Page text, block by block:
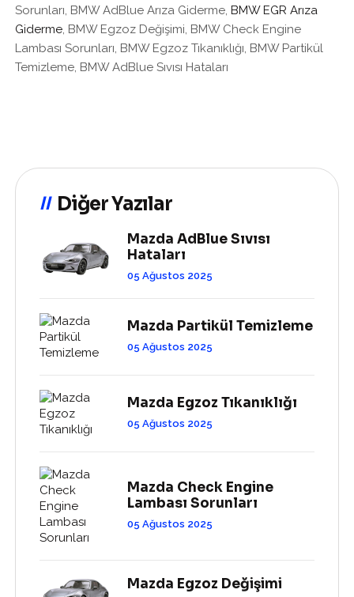
Sorunları, BMW AdBlue Arıza Giderme, BMW EGR Arıza
Giderme, BMW Egzoz Değişimi, BMW Check Engine
Lambası Sorunları, BMW Egzoz Tıkanıklığı, BMW Partikül
Temizleme, BMW AdBlue Sıvısı Hataları
Diğer Yazılar
Mazda AdBlue Sıvısı
Hataları
05 Ağustos 2025
Mazda Partikül Temizleme
05 Ağustos 2025
Mazda Egzoz Tıkanıklığı
05 Ağustos 2025
Mazda Check Engine
Lambası Sorunları
05 Ağustos 2025
Mazda Egzoz Değişimi